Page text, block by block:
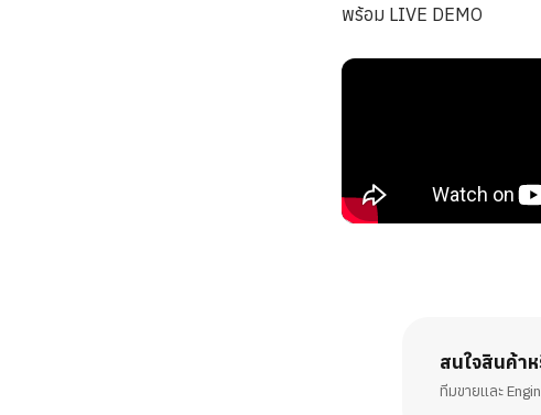
พร้อม LIVE DEMO
สนใจสินค้า
ทีมขายและ